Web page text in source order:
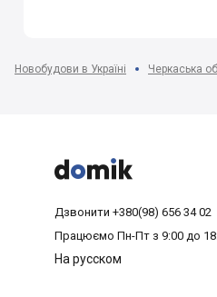
Новобудови в Україні Черкаська



Дзвонити +380(98) 656 34 02
Працюємо Пн-Пт з 9:00 до
На русском